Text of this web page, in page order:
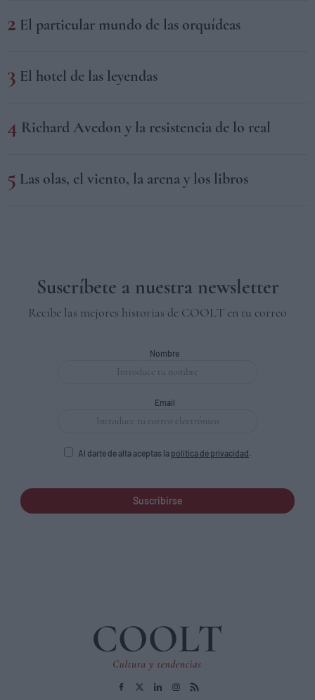
El particular mundo de las orquídeas
El hotel de las leyendas
Richard Avedon y la resistencia de lo real
Las olas, el viento, la arena y los libros
Suscríbete a nuestra newsletter
Recibe las mejores historias de COOLT en tu correo
Nombre
Email
Al darte de alta aceptas la política de privacidad.
Suscribirse